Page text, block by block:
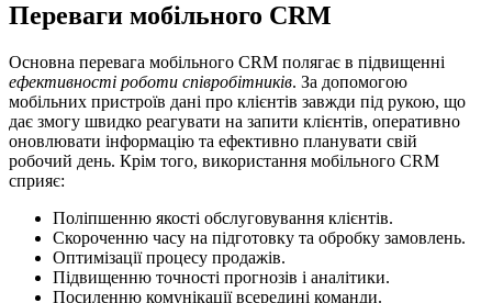
Переваги мобільного CRM
Основна перевага мобільного CRM полягає в підвищенні
ефективності роботи співробітників. За допомогою
мобільних пристроїв дані про клієнтів завжди під рукою, що
дає змогу швидко реагувати на запити клієнтів, оперативно
оновлювати інформацію та ефективно планувати свій
робочий день. Крім того, використання мобільного CRM
сприяє:
Поліпшенню якості обслуговування клієнтів.
Скороченню часу на підготовку та обробку замовлень.
Оптимізації процесу продажів.
Підвищенню точності прогнозів і аналітики.
Посиленню комунікації всередині команди.